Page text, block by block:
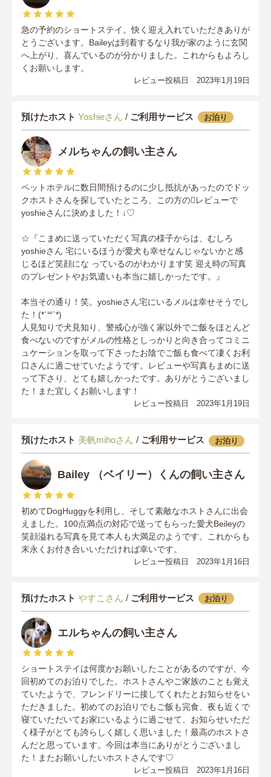
急の予約のショートステイ。快く迎え入れていただきありが
とうございます。Baileyは到着するなり我が家のように玄関
へ上がり、喜んでいるのが分かりました。これからもよろし
くお願いします。
レビュー投稿日 2023年1月19日
預けたホスト Yoshieさん / ご利用サービス お泊り
メルちゃんの飼い主さん
ペットホテルに数日間預けるのに少し抵抗があったのでドッ
クホストさんを探していたところ、この方のレビューで
yoshieさんに決めました！↓♡
☆『こまめに送っていただく写真の様子からは、むしろ
yoshieさん 宅にいるほうが愛犬も幸せなんじゃないかと感
じるほど笑顔にな っているのがわかります笑 迎え時の写真
のプレゼントやお気遣いも本当に嬉しかったです。』
本当その通り！笑。yoshieさん宅にいるメルは幸せそうでし
た！(*´꒳`*)
人見知りで犬見知り、警戒心が強く家以外でご飯をほとんど
食べないのですがメルの性格としっかりと向き合ってコミニ
ュケーションを取って下さったお陰でご飯も食べて凄くお利
口さんに過ごせていたようです。レビューや写真もまめに送
って下さり、とても嬉しかったです。ありがとうございまし
た！また宜しくお願いします！
レビュー投稿日 2023年1月19日
預けたホスト 美帆mihoさん / ご利用サービス お泊り
Bailey （ベイリー）くんの飼い主さん
初めてDogHuggyを利用し、そして素敵なホストさんに出会
えました。100点満点の対応で送ってもらった愛犬Beileyの
笑顔溢れる写真を見て本人も大満足のようです。これからも
末永くお付き合いいただければ幸いです。
レビュー投稿日 2023年1月16日
預けたホスト やすこさん / ご利用サービス お泊り
エルちゃんの飼い主さん
ショートステイは何度かお願いしたことがあるのですが、今
回初めてのお泊りでした。ホストさんやご家族のことも覚え
ていたようで、フレンドリーに接してくれたとお知らせをい
ただきました。初めてのお泊りでもご飯も完食、夜も近くで
寝ていただいてお家にいるように過ごせて、お知らせいただ
く様子がとても誇らしく嬉しく思いました！最高のホストさ
んだと思っています。今回は本当にありがとうございまし
た！またお願いしたいホストさんです♡
レビュー投稿日 2023年1月16日